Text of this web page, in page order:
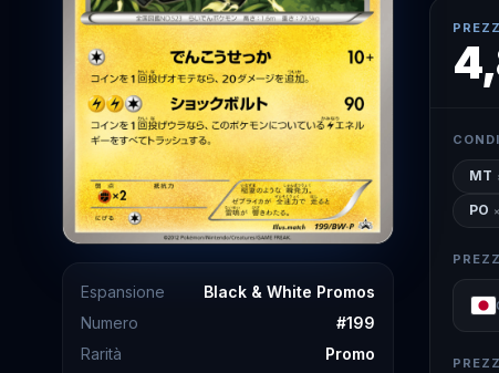
Espansione
Black & White Promos
Numero
#199
Rarità
Promo
MT
PO ×